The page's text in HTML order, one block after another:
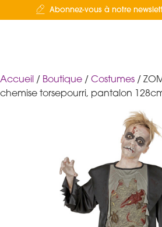
Abonnez-vous à notre
Accueil / Boutique / Costumes /
chemise torsepourri, pantalon